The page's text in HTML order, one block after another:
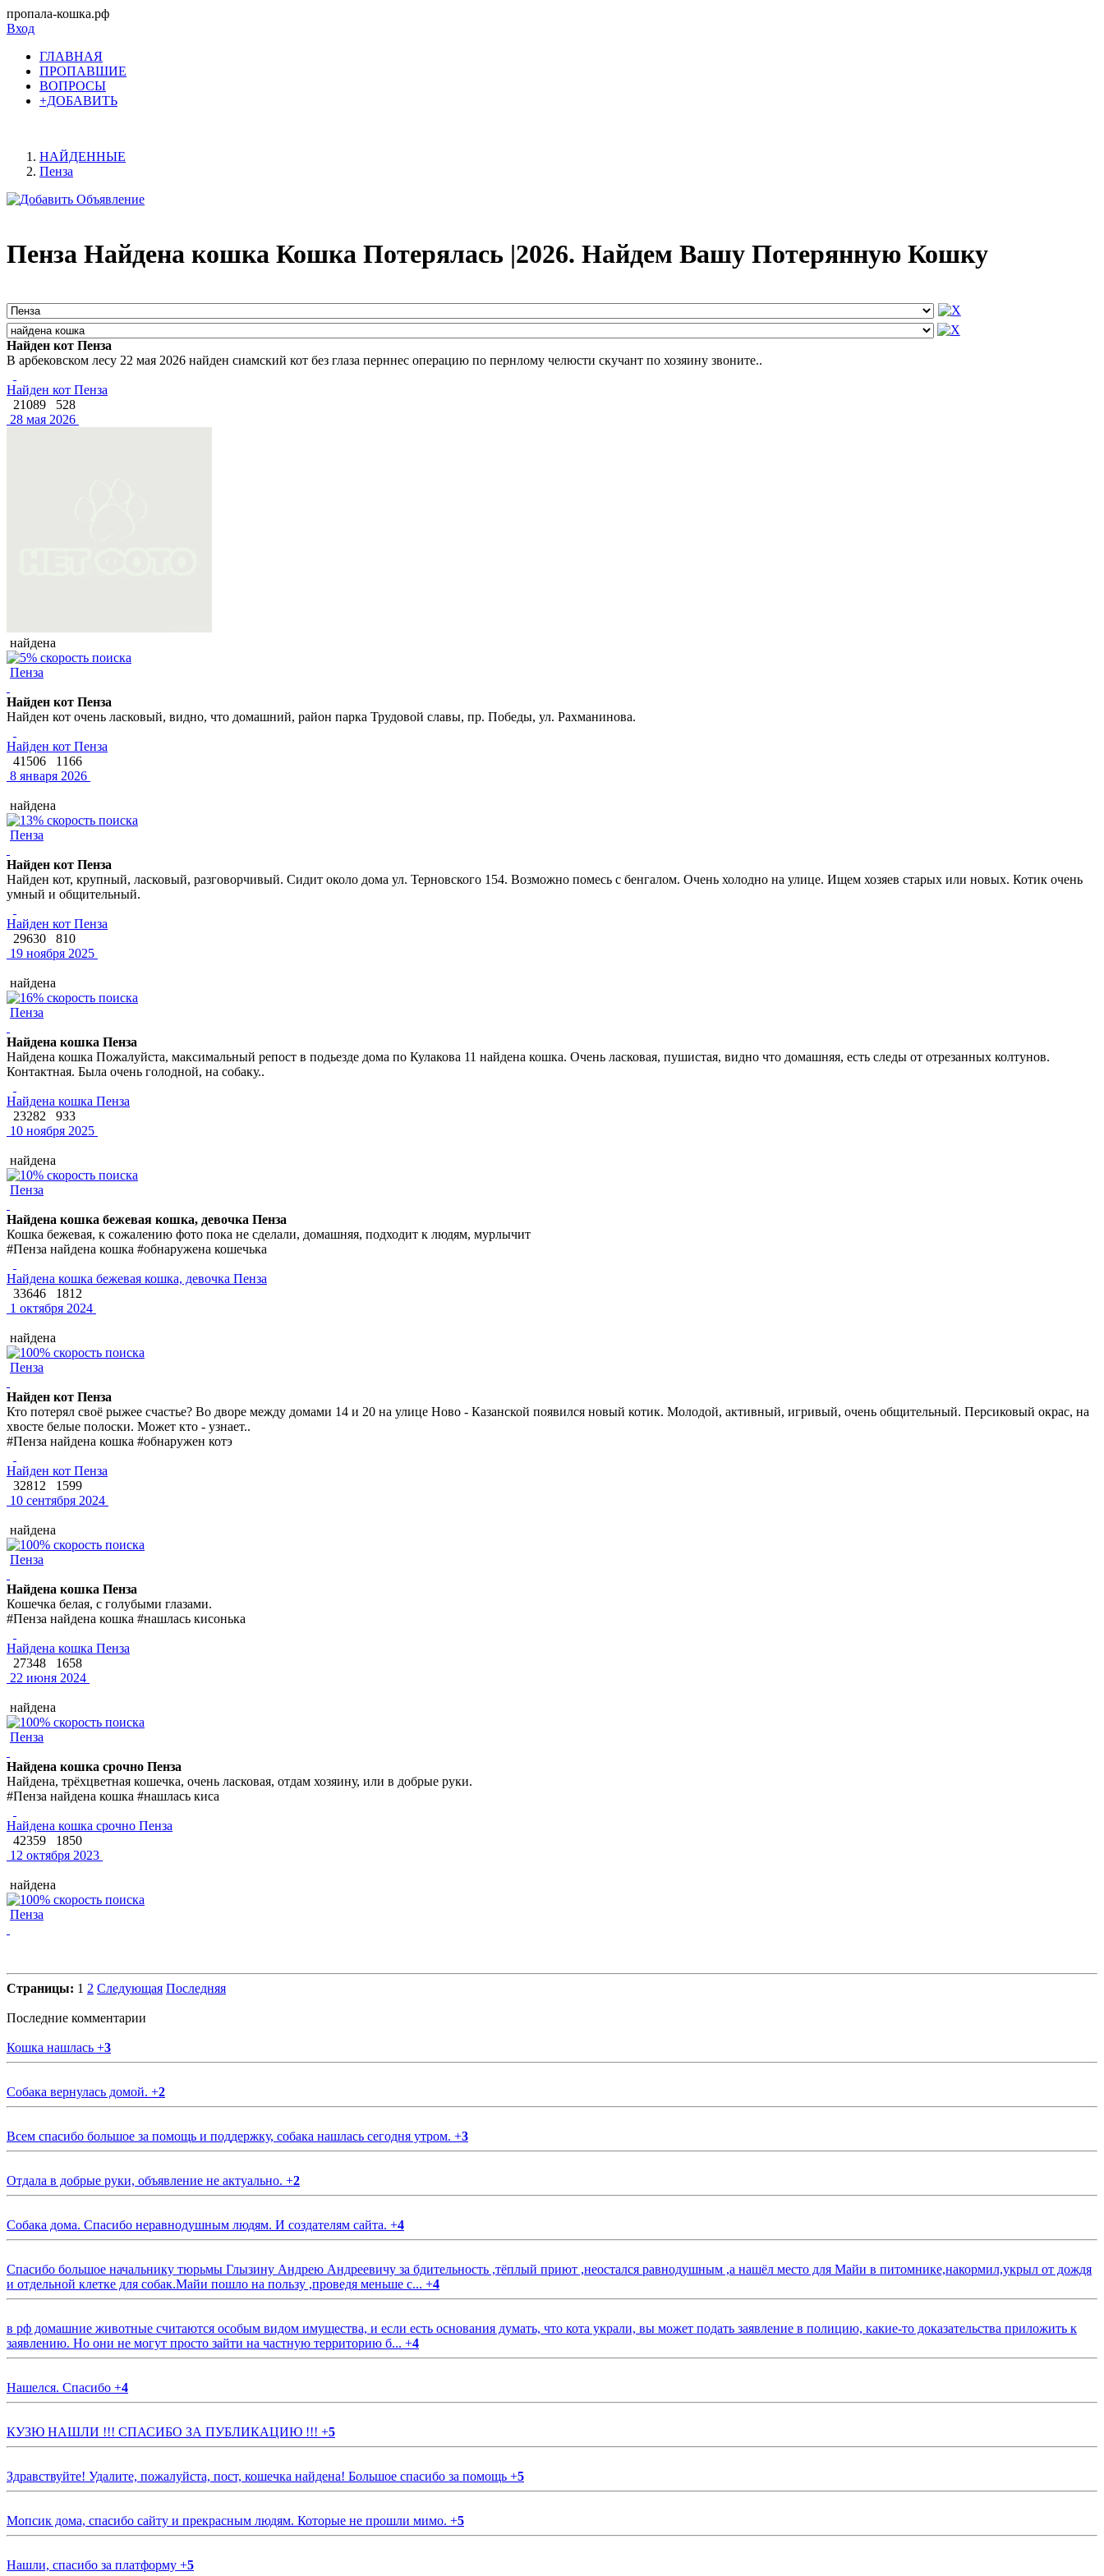
пропала-кошка.рф
Вход
ГЛАВНАЯ
ПРОПАВШИЕ
ВОПРОСЫ
+ДОБАВИТЬ
НАЙДЕННЫЕ
Пенза
Пенза Найдена кошка Кошка Потерялась |2026. Найдем Вашу Потерянную Кошку
Найден кот Пенза
В арбековском лесу 22 мая 2026 найден сиамский кот без глаза перннес операцию по пернлому челюсти скучант по хозяину звоните..
Найден кот Пенза
21089
528
28 мая 2026
найдена
Пенза
Найден кот Пенза
Найден кот очень ласковый, видно, что домашний, район парка Трудовой славы, пр. Победы, ул. Рахманинова.
Найден кот Пенза
41506
1166
8 января 2026
найдена
Пенза
Найден кот Пенза
Найден кот, крупный, ласковый, разговорчивый. Сидит около дома ул. Терновского 154. Возможно помесь с бенгалом. Очень холодно на улице. Ищем хозяев старых или новых. Котик очень
умный и общительный.
Найден кот Пенза
29630
810
19 ноября 2025
найдена
Пенза
Найдена кошка Пенза
Найдена кошка Пожалуйста, максимальный репост в подьезде дома по Кулакова 11 найдена кошка. Очень ласковая, пушистая, видно что домашняя, есть следы от отрезанных колтунов.
Контактная. Была очень голодной, на собаку..
Найдена кошка Пенза
23282
933
10 ноября 2025
найдена
Пенза
Найдена кошка бежевая кошка, девочка Пенза
Кошка бежевая, к сожалению фото пока не сделали, домашняя, подходит к людям, мурлычит
#Пенза найдена кошка #обнаружена кошечька
Найдена кошка бежевая кошка, девочка Пенза
33646
1812
1 октября 2024
найдена
Пенза
Найден кот Пенза
Кто потерял своё рыжее счастье? Во дворе между домами 14 и 20 на улице Ново - Казанской появился новый котик. Молодой, активный, игривый, очень общительный. Персиковый окрас, на
хвосте белые полоски. Может кто - узнает..
#Пенза найдена кошка #обнаружен котэ
Найден кот Пенза
32812
1599
10 сентября 2024
найдена
Пенза
Найдена кошка Пенза
Кошечка белая, с голубыми глазами.
#Пенза найдена кошка #нашлась кисонька
Найдена кошка Пенза
27348
1658
22 июня 2024
найдена
Пенза
Найдена кошка срочно Пенза
Найдена, трёхцветная кошечка, очень ласковая, отдам хозяину, или в добрые руки.
#Пенза найдена кошка #нашлась киса
Найдена кошка срочно Пенза
42359
1850
12 октября 2023
найдена
Пенза
Страницы: 1 2 Следующая Последняя
Последние комментарии
Кошка нашлась +3
Собака вернулась домой. +2
Всем спасибо большое за помощь и поддержку, собака нашлась сегодня утром. +3
Отдала в добрые руки, объявление не актуально. +2
Собака дома. Спасибо неравнодушным людям. И создателям сайта. +4
Спасибо большое начальнику тюрьмы Глызину Андрею Андреевичу за бдительность ,тёплый приют ,неостался равнодушным ,а нашёл место для Майи в питомнике,накормил,укрыл от дождя
и отдельной клетке для собак.Майи пошло на пользу ,проведя меньше с... +4
в рф домашние животные считаются особым видом имущества, и если есть основания думать, что кота украли, вы может подать заявление в полицию, какие-то доказательства приложить к
заявлению. Но они не могут просто зайти на частную территорию б... +4
Нашелся. Спасибо +4
КУЗЮ НАШЛИ !!! СПАСИБО ЗА ПУБЛИКАЦИЮ !!! +5
Здравствуйте! Удалите, пожалуйста, пост, кошечка найдена! Большое спасибо за помощь +5
Мопсик дома, спасибо сайту и прекрасным людям. Которые не прошли мимо. +5
Нашли, спасибо за платформу +5